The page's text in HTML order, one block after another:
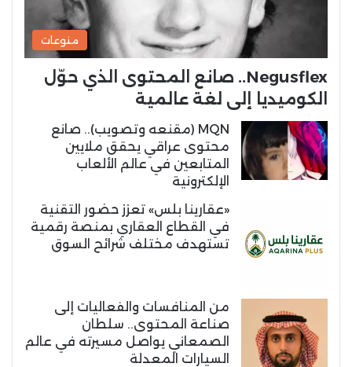
منوعات
Negusflex.. صانع المحتوى الذي حوّل
الكوميديا إلى لغة عالمية
MQN (مقنعه وتصويب).. صانع
محتوى عراقي يحقق ملايين
المتابعين في عالم الألعاب
الإلكترونية
«عقارينا بلس» تعزز حضور التقنية
في القطاع العقاري بمنصة رقمية
تستهدف مختلف شرائح السوق
من المنافسات والفعاليات إلى
صناعة المحتوى.. سلطان
الصمعاني يواصل مسيرته في عالم
السيارات المعدلة